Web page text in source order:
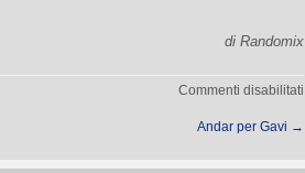
di Randomix
Commenti disabilitati
Andar per Gavi →